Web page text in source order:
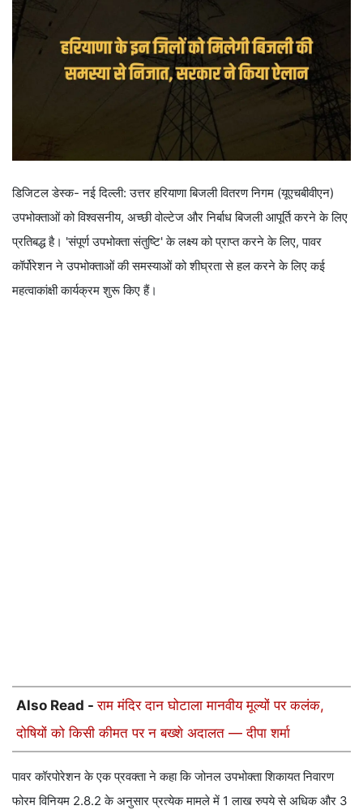
डिजिटल डेस्क- नई दिल्ली: उत्तर हरियाणा बिजली वितरण निगम (यूएचबीवीएन)
उपभोक्ताओं को विश्वसनीय, अच्छी वोल्टेज और निर्बाध बिजली आपूर्ति करने के लिए
प्रतिबद्ध है। 'संपूर्ण उपभोक्ता संतुष्टि' के लक्ष्य को प्राप्त करने के लिए, पावर
कॉर्पोरेशन ने उपभोक्ताओं की समस्याओं को शीघ्रता से हल करने के लिए कई
महत्वाकांक्षी कार्यक्रम शुरू किए हैं।
Also Read -राम मंदिर दान घोटाला मानवीय मूल्यों पर कलंक,
दोषियों को किसी कीमत पर न बख्शे अदालत — दीपा शर्मा
पावर कॉरपोरेशन के एक प्रवक्ता ने कहा कि जोनल उपभोक्ता शिकायत निवारण
फोरम विनियम 2.8.2 के अनुसार प्रत्येक मामले में 1 लाख रुपये से अधिक और 3